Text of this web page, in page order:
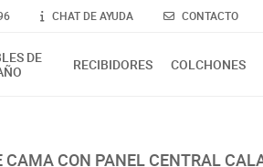
CHAT DE AYUDA CONTACTO
DE
RECIBIDORES COLCHONES